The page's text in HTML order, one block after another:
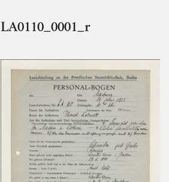
LA0110_0001_r